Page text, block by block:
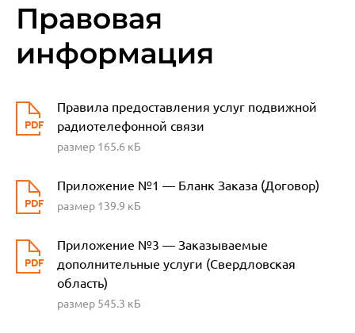
Правовая
информация
Правила предоставления услуг подвижной
радиотелефонной связи
размер 165.6 кБ
Приложение №1 — Бланк Заказа (Договор)
размер 139.9 кБ
Приложение №3 — Заказываемые
дополнительные услуги (Свердловская
область)
размер 545.3 кБ